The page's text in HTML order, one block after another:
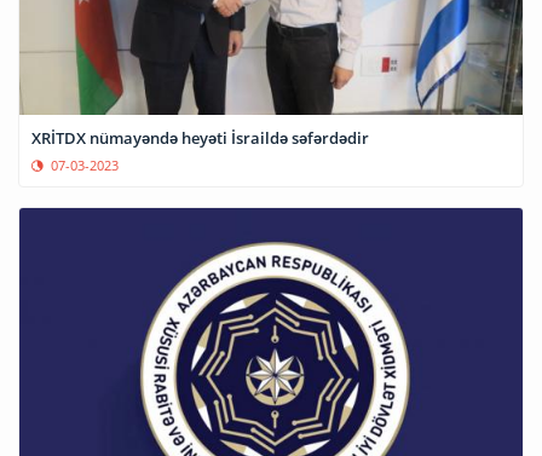
XRİTDX nümayəndə heyəti İsraildə səfərdədir
07-03-2023